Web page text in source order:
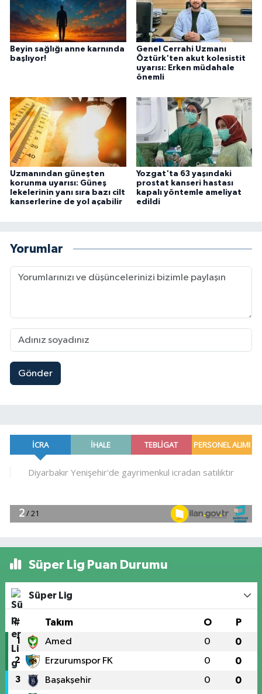
Beyin sağlığı anne karnında
başlıyor!
Genel Cerrahi Uzmanı
Öztürk'ten akut kolesistit
uyarısı: Erken müdahale
önemli
Uzmanından güneşten
korunma uyarısı: Güneş
lekelerinin yanı sıra bazı cilt
kanserlerine de yol açabilir
Yozgat'ta 63 yaşındaki
prostat kanseri hastası
kapalı yöntemle ameliyat
edildi
Yorumlar
Gönder
Süper Lig Puan Durumu
Süper Lig
# Takım O P
1 Amed 0 0
2 Erzurumspor FK 0 0
3 Başakşehir 0 0